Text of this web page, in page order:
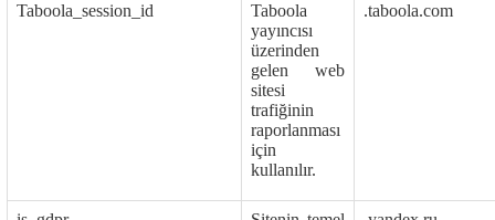
Taboola_session_id
Taboola
yayıncısı
üzerinden
gelen web
sitesi
trafiğinin
raporlanması
için
kullanılır.
.taboola.com